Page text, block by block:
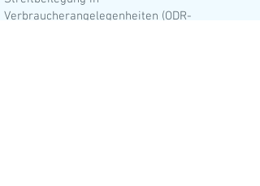
Verbraucherangelegenheiten (ODR-